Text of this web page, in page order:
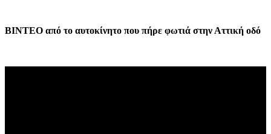
ΒΙΝΤΕΟ από το αυτοκίνητο που πήρε φωτιά στην Αττική οδό